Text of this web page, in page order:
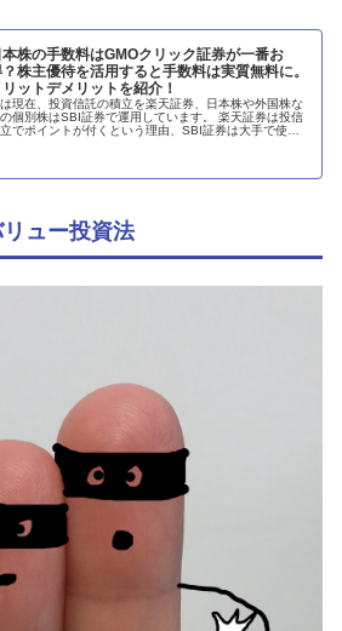
本株の手数料はGMOクリック証券が一番お
株主優待を活用すると手数料は実質無料に。
リットデメリットを紹介！
現在、投資信託の積立を楽天証券、日本株や外国株な
個別株はSBI証券で運用しています。 楽天証券は投信
でポイントが付くという理由、SBI証券は大手で使い
ュー投資法